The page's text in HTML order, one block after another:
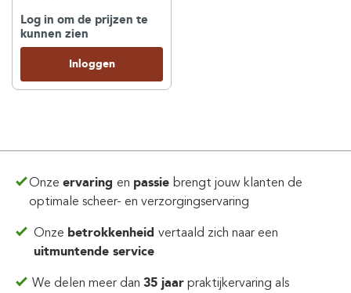
Log in om de prijzen te
kunnen zien
Inloggen
Onzeervaringen passie brengt jouw klanten de
optimale scheer- en verzorgingservaring
Onze betrokkenheid vertaald zich naar een
uitmuntende service
We delen meer dan 35 jaar praktijkervaring als